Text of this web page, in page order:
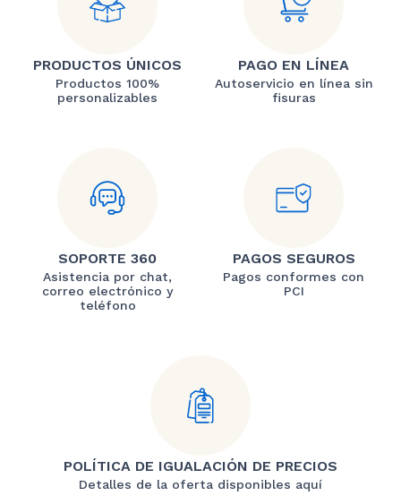
PRODUCTOS ÚNICOS
Productos 100%
personalizables
PAGO EN LÍNEA
Autoservicio en línea sin
fisuras
SOPORTE 360
Asistencia por chat,
correo electrónico y
teléfono
PAGOS SEGUROS
Pagos conformes con
PCI
POLÍTICA DE IGUALACIÓN DE PRECIOS
Detalles de la oferta disponibles aquí